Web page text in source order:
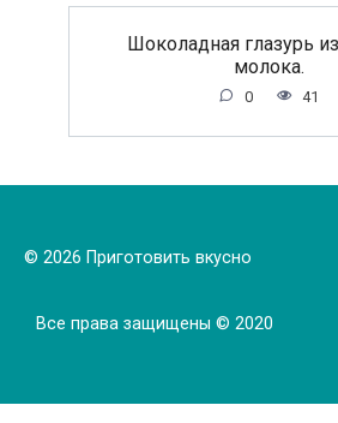
Шоколадная глазурь
молока.
0 41
© 2026 Приготовить вкусно
Все права защищены © 2020